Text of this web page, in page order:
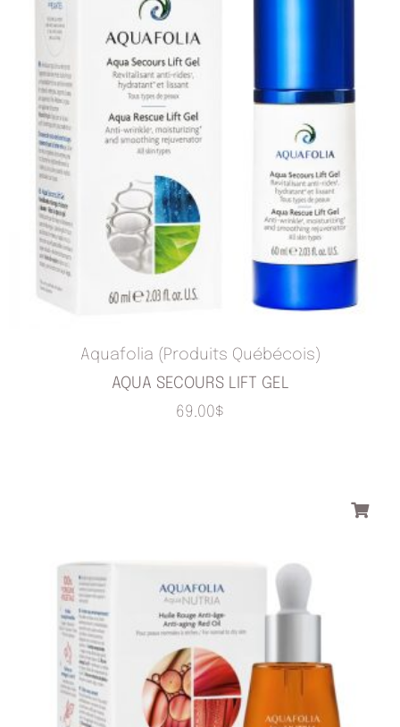
Aquafolia (Produits Québécois)
AQUA SECOURS LIFT GEL
69.00$